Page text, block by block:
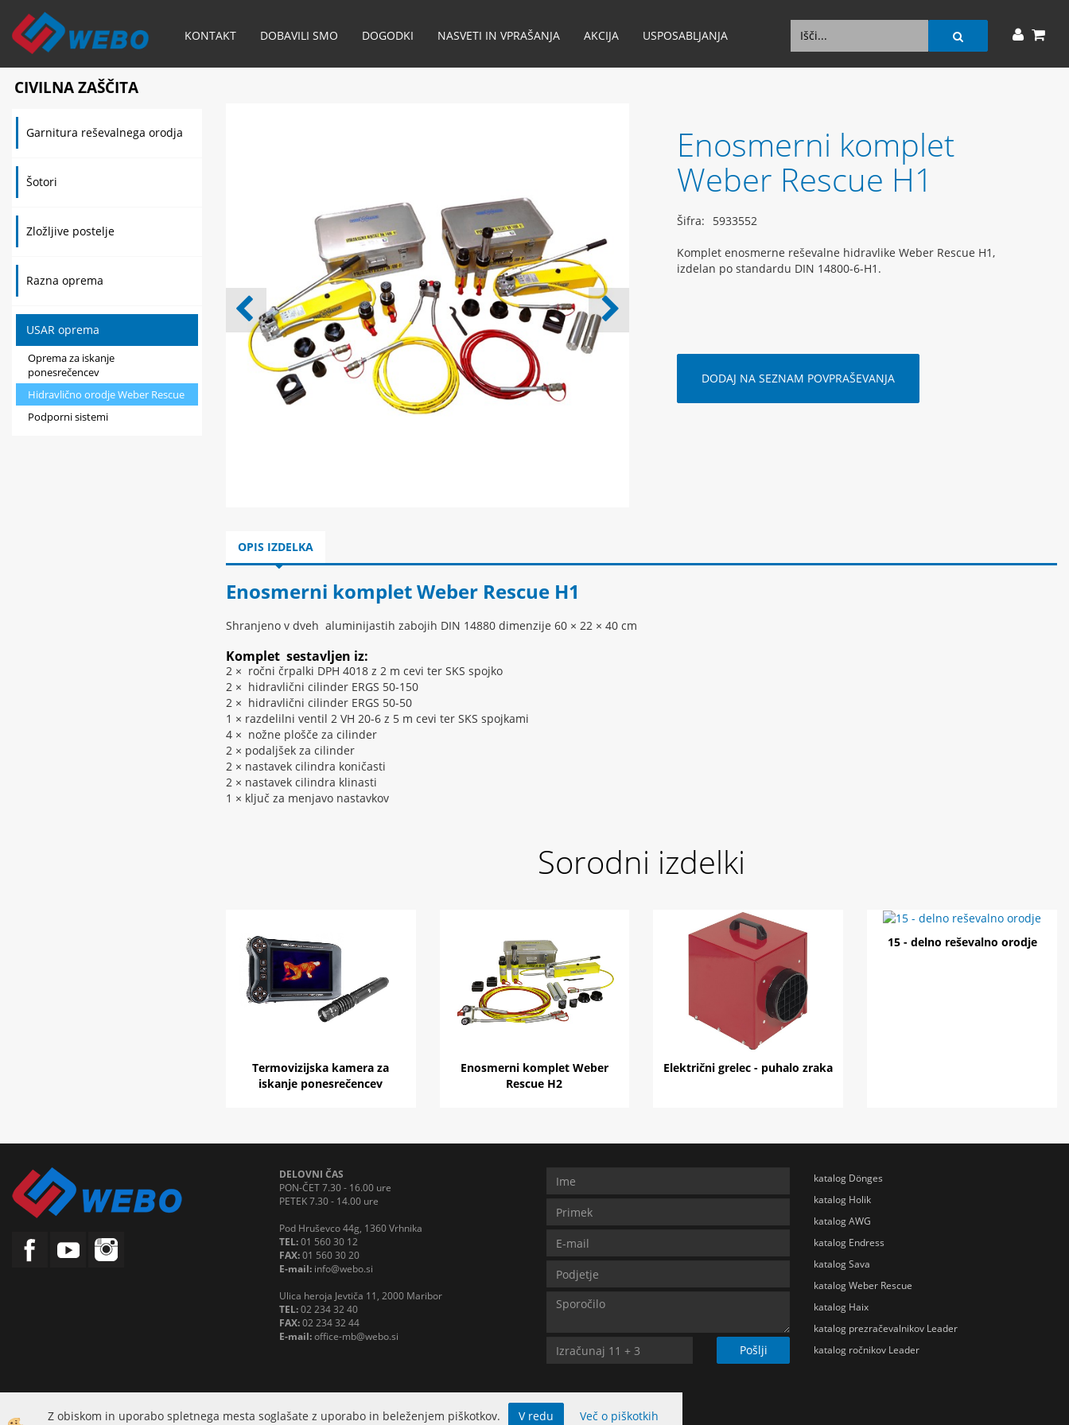
KONTAKT DOBAVILI SMO DOGODKI NASVETI IN VPRAŠANJA AKCIJA USPOSABLJANJA
CIVILNA ZAŠČITA
Garnitura reševalnega orodja
Šotori
Zložljive postelje
Razna oprema
USAR oprema
Oprema za iskanje
ponesrečencev
Hidravlično orodje Weber Rescue
Podporni sistemi
Enosmerni komplet
Weber Rescue H1
Šifra: 5933552
Komplet enosmerne reševalne hidravlike Weber Rescue H1,
izdelan po standardu DIN 14800-6-H1.
DODAJ NA SEZNAM POVPRAŠEVANJA
OPIS IZDELKA
Enosmerni komplet Weber Rescue H1
Shranjeno v dveh aluminijastih zabojih DIN 14880 dimenzije 60 × 22 × 40 cm
Komplet sestavljen iz:
2 × ročni črpalki DPH 4018 z 2 m cevi ter SKS spojko
2 × hidravlični cilinder ERGS 50-150
2 × hidravlični cilinder ERGS 50-50
1 × razdelilni ventil 2 VH 20-6 z 5 m cevi ter SKS spojkami
4 × nožne plošče za cilinder
2 × podaljšek za cilinder
2 × nastavek cilindra koničasti
2 × nastavek cilindra klinasti
1 × ključ za menjavo nastavkov
Sorodni izdelki
Termovizijska kamera za
iskanje ponesrečencev
Enosmerni komplet Weber
Rescue H2
Električni grelec - puhalo zraka
15 - delno reševalno orodje
DELOVNI ČAS
PON-ČET 7.30 - 16.00 ure
PETEK 7.30 - 14.00 ure
Pod Hruševco 44g, 1360 Vrhnika
TEL:01 560 30 12
FAX:01 560 30 20
E-mail: info@webo.si
Ulica heroja Jevtiča 11, 2000 Maribor
TEL:02 234 32 40
FAX:02 234 32 44
E-mail:office-mb@webo.si
Pošlji
katalog Dönges
katalog Holik
katalog AWG
katalog Endress
katalog Sava
katalog Weber Rescue
katalog Haix
katalog prezračevalnikov Leader
katalog ročnikov Leader
Z obiskom in uporabo spletnega mesta soglašate z uporabo in beleženjem piškotkov. V redu Več o piškotkih